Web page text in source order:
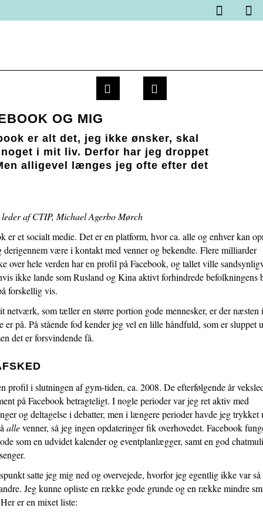
gå
for
for
Kirkegaards
og
tænkning
1.3:
Introduktion
til
til
afsluttet
kursus
1.5:
Religions-
pædagogik
arrangementer
1.7:
Vi
tilbyder
Haahr
Andersen
1.9:
Priser
1.10:
Kalender
2.0:
Resurser
2.2:
CTIP
BLOGs
2.3:
eMissio
OG MIG
er alt det, jeg ikke ønsker, skal
i mit liv. Derfor har jeg droppet
alligevel længes jeg ofte efter det
af CTIP, Michael Agerbo Mørch
er et socialt medie. Det er en platform, hvor ca. alle og enhver kan
være i kontakt med venner og bekendte. Flere milliarder
over hele verden har en profil på Facebook, og tallet ville
ikke lande som Rusland og Kina aktivt forhindrede befolkningens
forskellig vis.
netværk, som tæller en større portion gode mennesker, er der næsten
er på. På stående fod kender jeg vel en lille håndfuld, som er sluppet
det er forsvindende få.
profil i slutningen af gym-tiden, ca. 2008. De efterfølgende år
på Facebook betragteligt. I nogle perioder var jeg ret aktiv med
og deltagelse i debatter, men i længere perioder havde jeg trykket
allevenner, så jeg ingen opdateringer fik overhovedet. Facebook
som en udvidet kalender og eventplanlægger, samt en god
satte jeg mig ned og overvejede, hvorfor jeg egentlig ikke var så
Jeg kunne opliste en række gode grunde og en række mindre
er en mixet liste: